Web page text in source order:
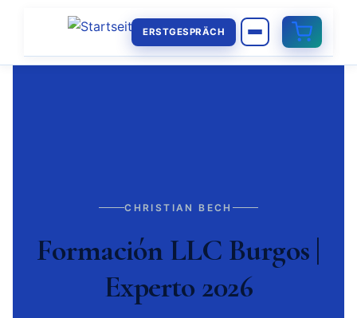
ERSTGESPRÄCH
CHRISTIAN BECH
Formación LLC Burgos |
Experto 2026